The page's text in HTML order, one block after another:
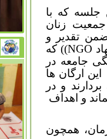
جلسه که با
زنان
تقدیر و
NGO)) که
جامعه در
این ارگان ها
و در
و اهداف
همچون